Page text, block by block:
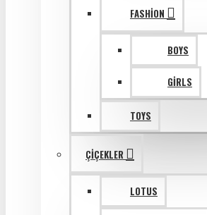
FASHION
BOYS
GIRLS
TOYS
ÇIÇEKLER
LOTUS